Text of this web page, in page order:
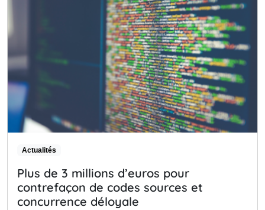
Actualités
Plus de 3 millions d’euros pour
contrefaçon de codes sources et
concurrence déloyale